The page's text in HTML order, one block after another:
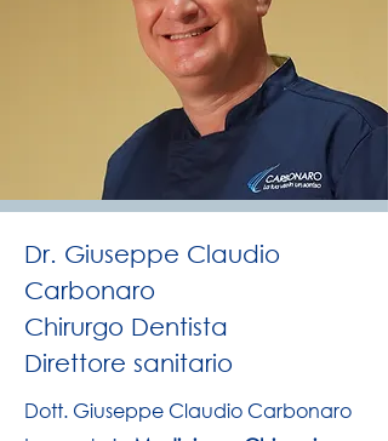
Dr. Giuseppe Claudio
Carbonaro
Chirurgo Dentista
Direttore sanitario
Dott. Giuseppe Claudio Carbonaro